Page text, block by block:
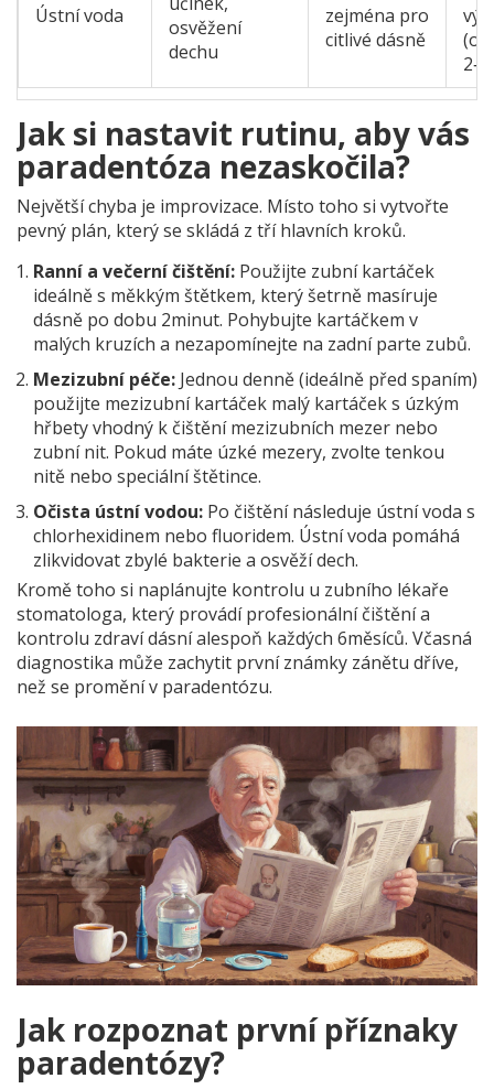
Ústní voda
osvěžení
dechu
zejména pro
citlivé dásně
Jak si nastavit rutinu, aby vás
paradentóza nezaskočila?
Největší chyba je improvizace. Místo toho si vytvořte
pevný plán, který se skládá z tří hlavních kroků.
Ranní a večerní čištění: Použijte zubní kartáček
ideálně s měkkým štětkem, který šetrně masíruje
dásně po dobu 2minut. Pohybujte kartáčkem v
malých kruzích a nezapomínejte na zadní parte zubů.
Mezizubní péče: Jednou denně (ideálně před spaním)
použijte mezizubní kartáček malý kartáček s úzkým
hřbety vhodný k čištění mezizubních mezer nebo
zubní nit. Pokud máte úzké mezery, zvolte tenkou
nitě nebo speciální štětince.
Očista ústní vodou: Po čištění následuje ústní voda s
chlorhexidinem nebo fluoridem. Ústní voda pomáhá
zlikvidovat zbylé bakterie a osvěží dech.
Kromě toho si naplánujte kontrolu u zubního lékaře
stomatologa, který provádí profesionální čištění a
kontrolu zdraví dásníalespoň každých 6měsíců. Včasná
diagnostika může zachytit první známky zánětu dříve,
než se promění v paradentózu.
Jak rozpoznat první příznaky
paradentózy?